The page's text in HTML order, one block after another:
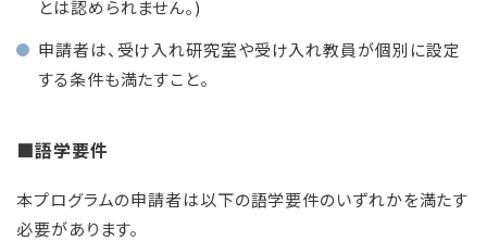
とは認められません。)
申請者は、受け入れ研究室や受け入れ教員が個別に設定
する条件も満たすこと。
■語学要件
本プログラムの申請者は以下の語学要件のいずれかを満たす
必要があります。